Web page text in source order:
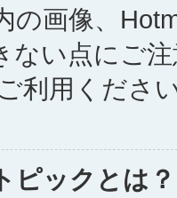
の画像、
ない点にご
利用くださ
ピックとは？